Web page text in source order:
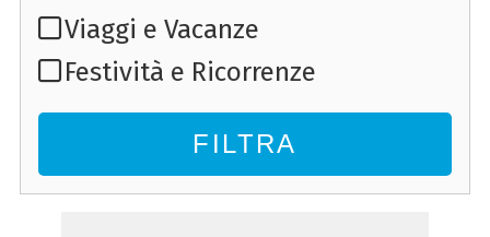
Viaggi e Vacanze
Festività e Ricorrenze
FILTRA